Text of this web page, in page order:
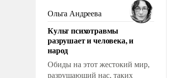
Ольга Андреева
Культ психотравмы
разрушает и человека, и
народ
Обиды на этот жестокий мир,
разрушающий нас, таких